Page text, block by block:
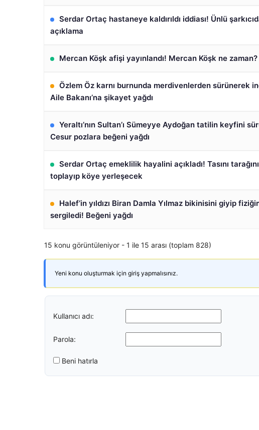
Serdar Ortaç hastaneye kaldırıldı iddiası! Ünlü
açıklama
Mercan Köşk afişi yayınlandı! Mercan Köşk ne zaman?
Özlem Öz karnı burnunda merdivenlerden sürünerek
Aile Bakanı’na şikayet yağdı
Yeraltı’nın Sultan’ı Sümeyye Aydoğan tatilin keyfini
Cesur pozlara beğeni yağdı
Serdar Ortaç emeklilik hayalini açıkladı! Tasını tarağını
toplayıp köye yerleşecek
Halef’in yıldızı Biran Damla Yılmaz bikinisini giyip
sergiledi! Beğeni yağdı
15 konu görüntüleniyor - 1 ile 15 arası (toplam 828)
Yeni konu oluşturmak için giriş yapmalısınız.
Kullanıcı adı:
Parola:
Beni hatırla